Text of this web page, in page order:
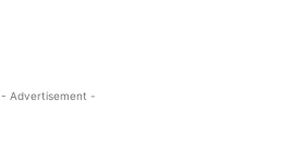
- Advertisement -